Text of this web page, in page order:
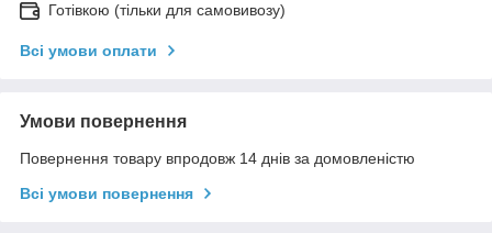
Готівкою (тільки для самовивозу)
Всі умови оплати
Умови повернення
Повернення товару впродовж 14 днів за домовленістю
Всі умови повернення